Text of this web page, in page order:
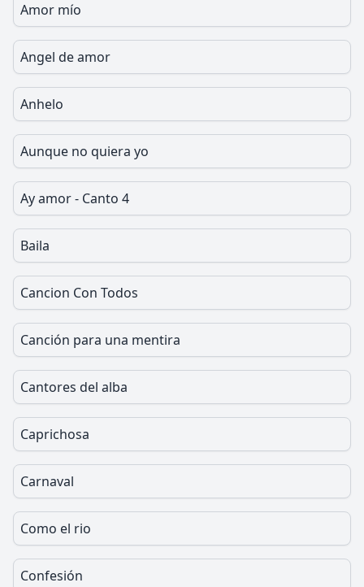
Amor mío
Angel de amor
Anhelo
Aunque no quiera yo
Ay amor - Canto 4
Baila
Cancion Con Todos
Canción para una mentira
Cantores del alba
Caprichosa
Carnaval
Como el rio
Confesión